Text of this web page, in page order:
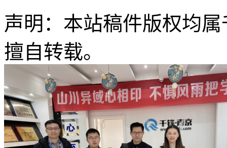
声明：本站稿件版权均
擅自转载。